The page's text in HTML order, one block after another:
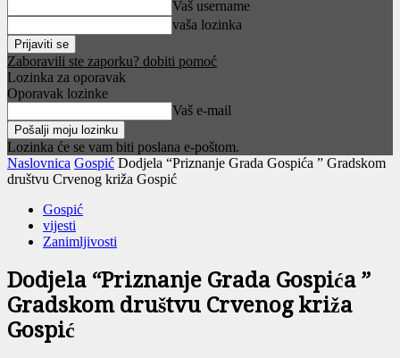
Vaš username
vaša lozinka
Zaboravili ste zaporku? dobiti pomoć
Lozinka za oporavak
Oporavak lozinke
Vaš e-mail
Lozinka će se vam biti poslana e-poštom.
Naslovnica Gospić Dodjela “Priznanje Grada Gospića ” Gradskom
društvu Crvenog križa Gospić
Gospić
vijesti
Zanimljivosti
Dodjela “Priznanje Grada Gospića ”
Gradskom društvu Crvenog križa
Gospić